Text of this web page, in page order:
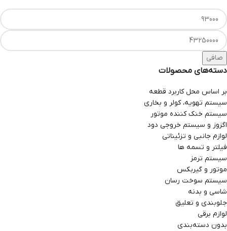
صافی
دسته‌های محصولات
بر اساس محل کاربرد قطعه
سیستم تهویه، کولر و بخاری
سیستم خنک کننده موتور
اگزوز و سیستم خروجی دود
لوازم جانبی و تزئیناتی
فیلتر و تسمه ها
سیستم ترمز
موتور و گیربکس
سیستم سوخت رسان
شاسی و بدنه
جلوبندی و تعلیق
لوازم برقی
بدون دسته‌بندی